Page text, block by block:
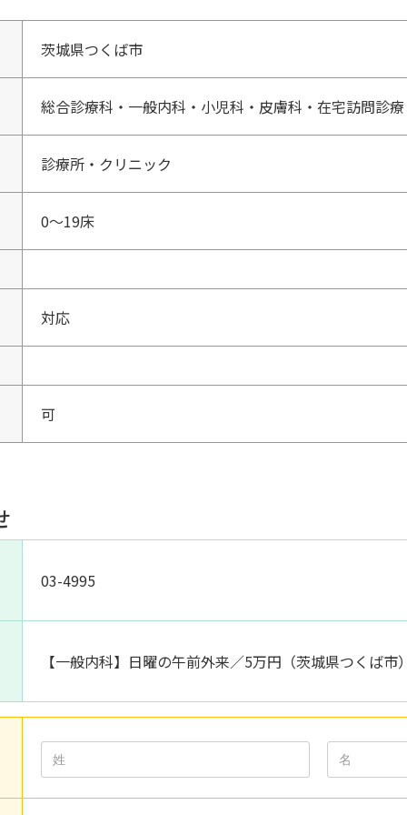
茨城県つくば市
総合診療科・一般内科・小児科・皮膚科・在宅訪問診療
診療所・クリニック
0〜19床
対応
可
03-4995
【一般内科】日曜の午前外来／5万円（茨城県つくば市